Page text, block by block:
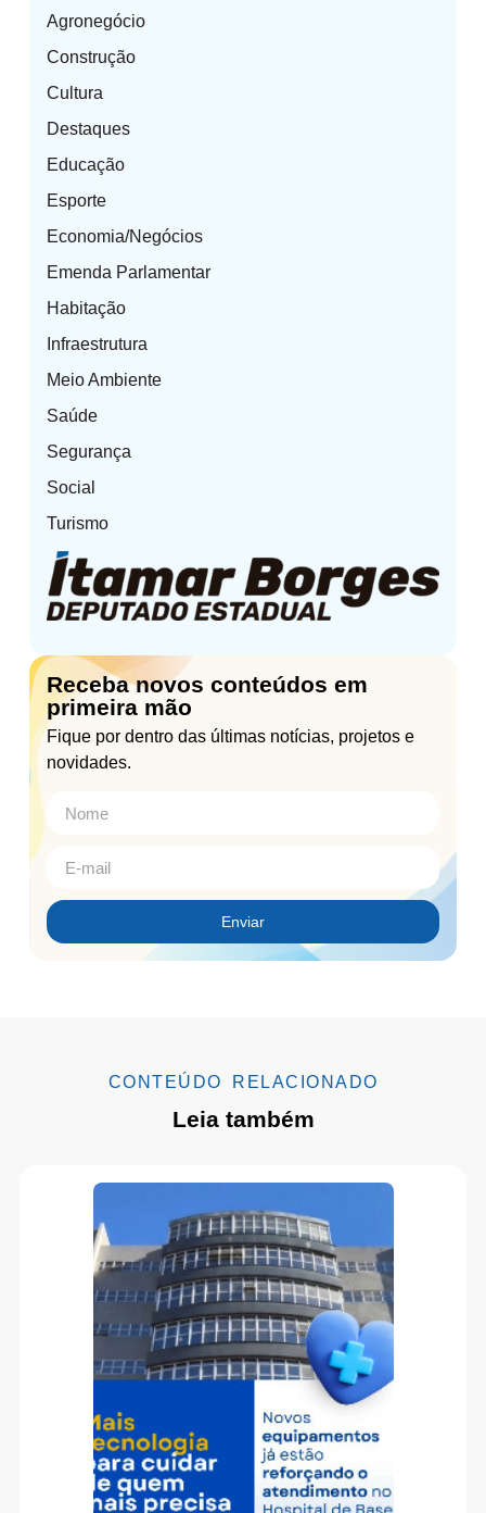
Agronegócio
Construção
Cultura
Destaques
Educação
Esporte
Economia/Negócios
Emenda Parlamentar
Habitação
Infraestrutura
Meio Ambiente
Saúde
Segurança
Social
Turismo
Receba novos conteúdos em
primeira mão
Fique por dentro das últimas notícias, projetos e
novidades.
Enviar
CONTEÚDO RELACIONADO
Leia também